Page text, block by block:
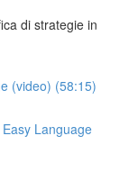
di strategie in
(video) (58:15)
Language